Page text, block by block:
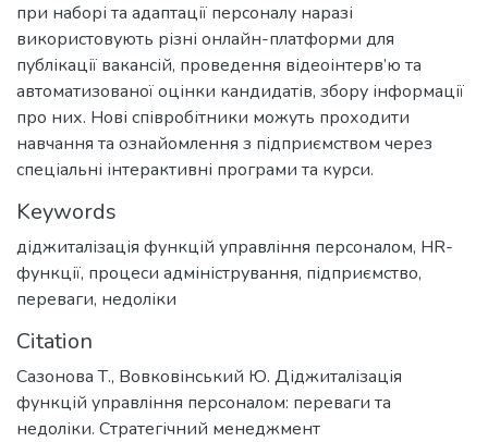
при наборі та адаптації персоналу наразі
використовують різні онлайн-платформи для
публікації вакансій, проведення відеоінтерв’ю та
автоматизованої оцінки кандидатів, збору інформації
про них. Нові співробітники можуть проходити
навчання та ознайомлення з підприємством через
спеціальні інтерактивні програми та курси.
Keywords
діджиталізація функцій управління персоналом, HR-
функції, процеси адміністрування, підприємство,
переваги, недоліки
Citation
Сазонова Т., Вовковінський Ю. Діджиталізація
функцій управління персоналом: переваги та
недоліки. Стратегічний менеджмент